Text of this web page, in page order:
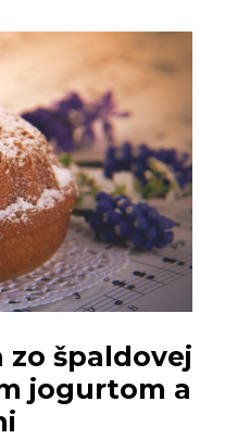
zo špaldovej
jogurtom a